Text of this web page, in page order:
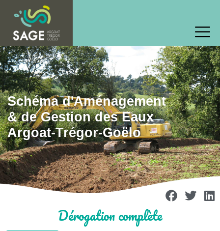
Schéma d'Aménagement
& de Gestion des Eaux
Argoat-Trégor-Goëlo
Dérogation complète